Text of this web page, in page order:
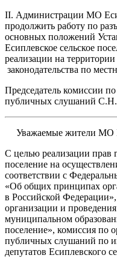
II. Администрации МО
продолжить работу по
основных положений
Есиплевское сельское
реализации на
законодательства по
Председатель комиссии
публичных слушаний
Уважаемые жители МО
С целью реализации прав
поселение на
соответствии с
«Об общих принципах
в Российской
организации и
муниципальном
поселение», комиссия по
публичных слушаний по
депутатов Есиплевского